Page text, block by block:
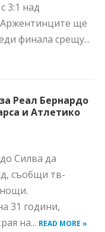
3:1 над
ще
финала срещу...
Реал Бернардо
и Атлетико
Силва да
съобщи тв-
31 години,
на... READ MORE »